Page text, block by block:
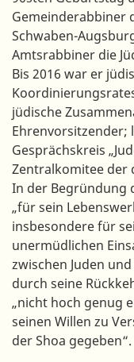
Gemeinderabbiner
Schwaben-
Amtsrabbiner die
Bis 2016 war er
jüdische
Ehrenvorsitzender;
Gesprächskreis
Zentralkomitee der
In der Begründung
„für sein
insbesondere für
unermüdlichen
zwischen Juden
durch seine
„nicht hoch genug
seinen Willen zu
der Shoa gegeben“.